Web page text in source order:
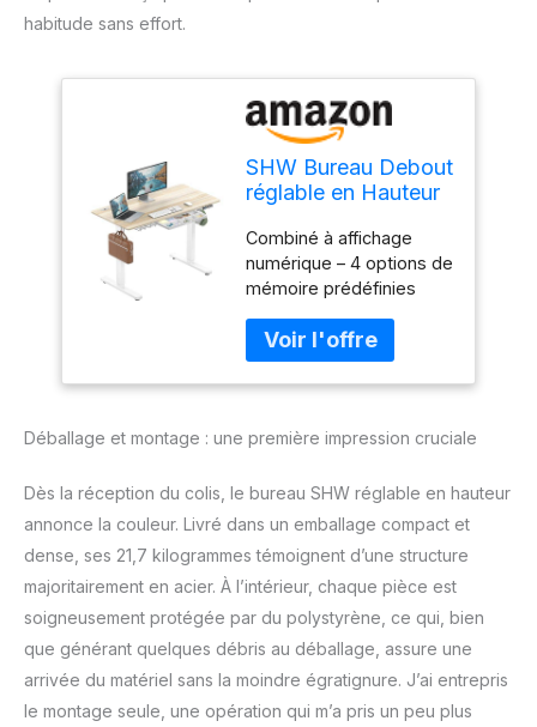
habitude sans effort.
SHW Bureau Debout
réglable en Hauteur
prédéfinie, 48 x 24
Pouces, érable
Combiné à affichage
numérique – 4 options de
mémoire prédéfinies
Système de levage
électrique – Ascenseur
entièrement motorisé de
hauteur. Réglage
hauteur – Les pieds
solides utilisent un
réglage télescopique
pour passer de la
position assise à debout
de 28 à 45. Le dessus de
bureau comprend un
œillet pour organiser vos
cordons et
désencombrer votre
Déballage et montage : une première impression cruciale
Dès la réception du colis, le bureau SHW réglable en hauteur
annonce la couleur. Livré dans un emballage compact et
dense, ses 21,7 kilogrammes témoignent d’une structure
majoritairement en acier. À l’intérieur, chaque pièce est
soigneusement protégée par du polystyrène, ce qui, bien
que générant quelques débris au déballage, assure une
arrivée du matériel sans la moindre égratignure. J’ai entrepris
le montage seule, une opération qui m’a pris un peu plus